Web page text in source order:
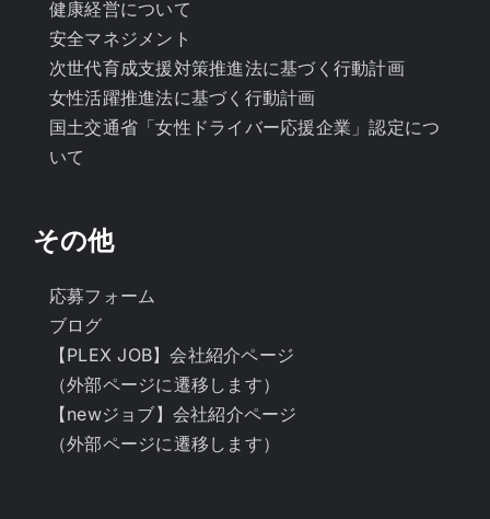
健康経営について
安全マネジメント
次世代育成支援対策推進法に基づく行動計画
女性活躍推進法に基づく行動計画
国土交通省「女性ドライバー応援企業」認定につ
いて
その他
応募フォーム
ブログ
【PLEX JOB】会社紹介ページ
（外部ページに遷移します）
【newジョブ】会社紹介ページ
（外部ページに遷移します）